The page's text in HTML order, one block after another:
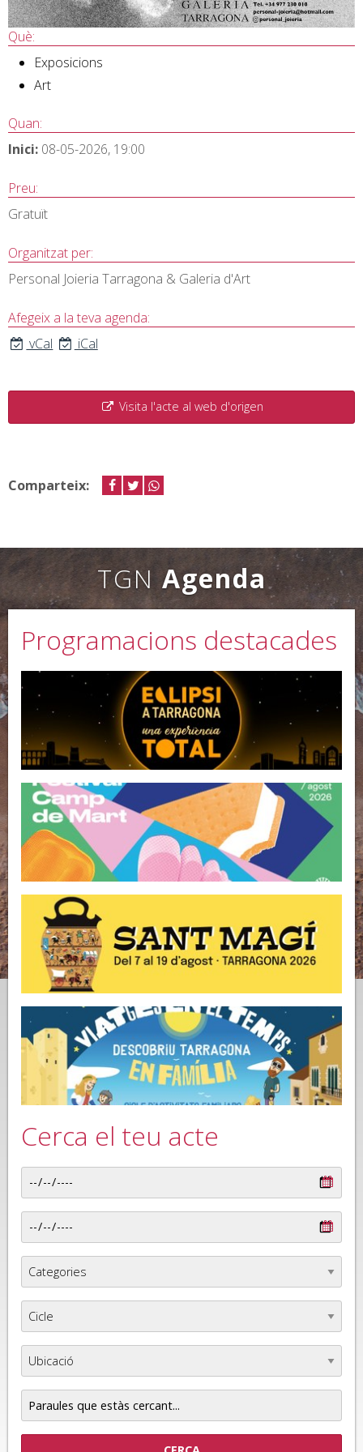
Què:
Exposicions
Art
Quan:
Inici: 08-05-2026, 19:00
Preu:
Gratuït
Organitzat per:
Personal Joieria Tarragona & Galeria d'Art
Afegeix a la teva agenda:
vCal
iCal
Visita l'acte al web d'origen
Comparteix: facebook
twitter
TGN Agenda
Programacions destacades
Cerca el teu acte